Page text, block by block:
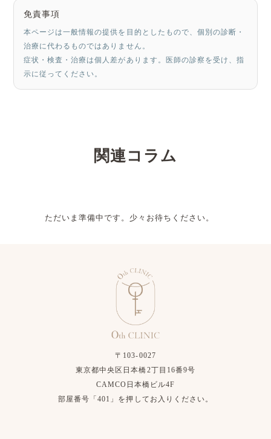
免責事項
本ページは一般情報の提供を目的としたもので、個別の診断・
治療に代わるものではありません。
症状・検査・治療は個人差があります。医師の診察を受け、指
示に従ってください。
関連コラム
ただいま準備中です。少々お待ちください。
〒103-0027
東京都中央区日本橋2丁目16番9号
CAMCO日本橋ビル4F
部屋番号「401」を押してお入りください。